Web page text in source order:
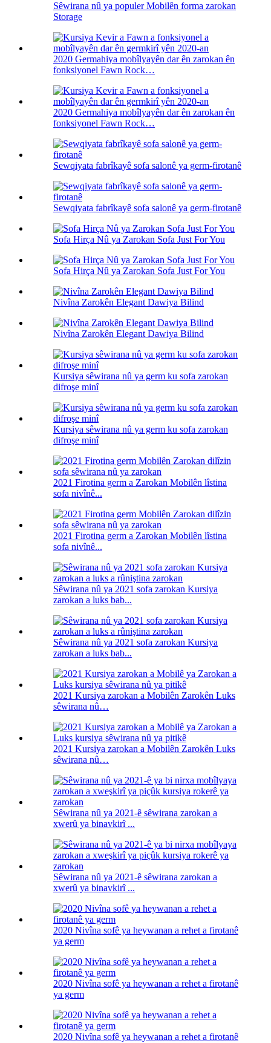
Sêwirana nû ya populer Mobilên forma zarokan
Storage
2020 Germahiya mobîlyayên dar ên zarokan ên
fonksiyonel Fawn Rock…
2020 Germahiya mobîlyayên dar ên zarokan ên
fonksiyonel Fawn Rock…
Sewqiyata fabrîkayê sofa salonê ya germ-firotanê
Sewqiyata fabrîkayê sofa salonê ya germ-firotanê
Sofa Hirça Nû ya Zarokan Sofa Just For You
Sofa Hirça Nû ya Zarokan Sofa Just For You
Nivîna Zarokên Elegant Dawiya Bilind
Nivîna Zarokên Elegant Dawiya Bilind
Kursiya sêwirana nû ya germ ku sofa zarokan
difroşe minî
Kursiya sêwirana nû ya germ ku sofa zarokan
difroşe minî
2021 Firotina germ a Zarokan Mobilên lîstina
sofa nivînê...
2021 Firotina germ a Zarokan Mobilên lîstina
sofa nivînê...
Sêwirana nû ya 2021 sofa zarokan Kursiya
zarokan a luks bab...
Sêwirana nû ya 2021 sofa zarokan Kursiya
zarokan a luks bab...
2021 Kursiya zarokan a Mobilên Zarokên Luks
sêwirana nû…
2021 Kursiya zarokan a Mobilên Zarokên Luks
sêwirana nû…
Sêwirana nû ya 2021-ê sêwirana zarokan a
xwerû ya binavkirî ...
Sêwirana nû ya 2021-ê sêwirana zarokan a
xwerû ya binavkirî ...
2020 Nivîna sofê ya heywanan a rehet a firotanê
ya germ
2020 Nivîna sofê ya heywanan a rehet a firotanê
ya germ
2020 Nivîna sofê ya heywanan a rehet a firotanê